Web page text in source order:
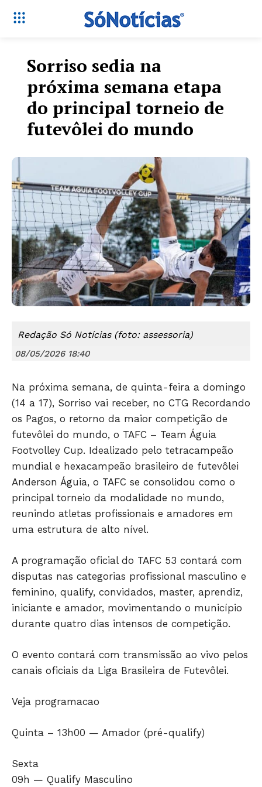
JUNTE-SE NO WHATSAPP
HOME
Sorriso sedia na
próxima semana etapa
do principal torneio de
futevôlei do mundo
Redação Só Notícias (foto: assessoria)
08/05/2026 18:40
Na próxima semana, de quinta-feira a domingo
(14 a 17), Sorriso vai receber, no CTG Recordando
os Pagos, o retorno da maior competição de
futevôlei do mundo, o TAFC – Team Águia
Footvolley Cup. Idealizado pelo tetracampeão
mundial e hexacampeão brasileiro de futevôlei
Anderson Águia, o TAFC se consolidou como o
principal torneio da modalidade no mundo,
reunindo atletas profissionais e amadores em
uma estrutura de alto nível.
A programação oficial do TAFC 53 contará com
disputas nas categorias profissional masculino e
feminino, qualify, convidados, master, aprendiz,
iniciante e amador, movimentando o município
durante quatro dias intensos de competição.
O evento contará com transmissão ao vivo pelos
canais oficiais da Liga Brasileira de Futevôlei.
Veja programacao
Quinta – 13h00 — Amador (pré-qualify)
Sexta
09h — Qualify Masculino